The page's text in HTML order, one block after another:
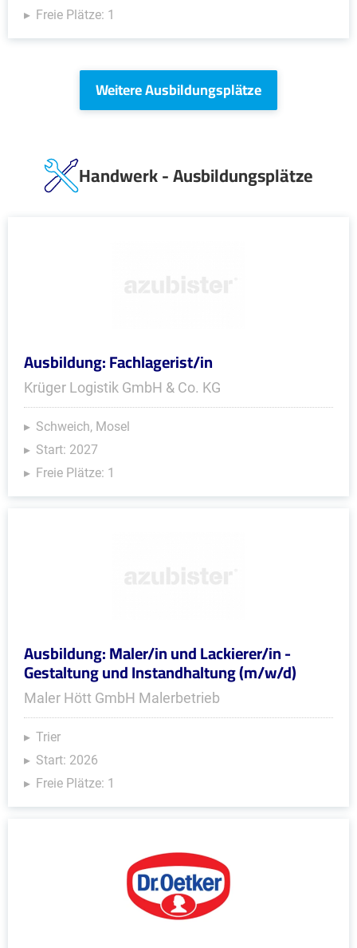
Freie Plätze: 1
Weitere Ausbildungsplätze
Handwerk - Ausbildungsplätze
Ausbildung: Fachlagerist/in
Krüger Logistik GmbH & Co. KG
Schweich, Mosel
Start: 2027
Freie Plätze: 1
Ausbildung: Maler/in und Lackierer/in -
Gestaltung und Instandhaltung (m/w/d)
Maler Hött GmbH Malerbetrieb
Trier
Start: 2026
Freie Plätze: 1